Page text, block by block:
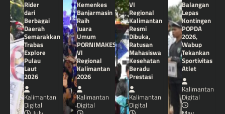
Rider
dari
Berbagai
Daerah
Semarakkan
Trabas
Explore
Pulau
Laut
2026
Kalimantan
Digital
Kemenkes
Banjarmasin
Raih
Juara
Umum
PORNIMAKES
VI
Regional
Kalimantan
2026
Kalimantan
Digital
VI
Regional
Kalimantan
Resmi
Dibuka,
Ratusan
Mahasiswa
Kesehatan
Beradu
Prestasi
Kalimantan
Digital
Balangan
Lepas
Kontingen
POPDA
2026,
Wabup
Tekankan
Sportivitas
Atlet
Kalimantan
Digital